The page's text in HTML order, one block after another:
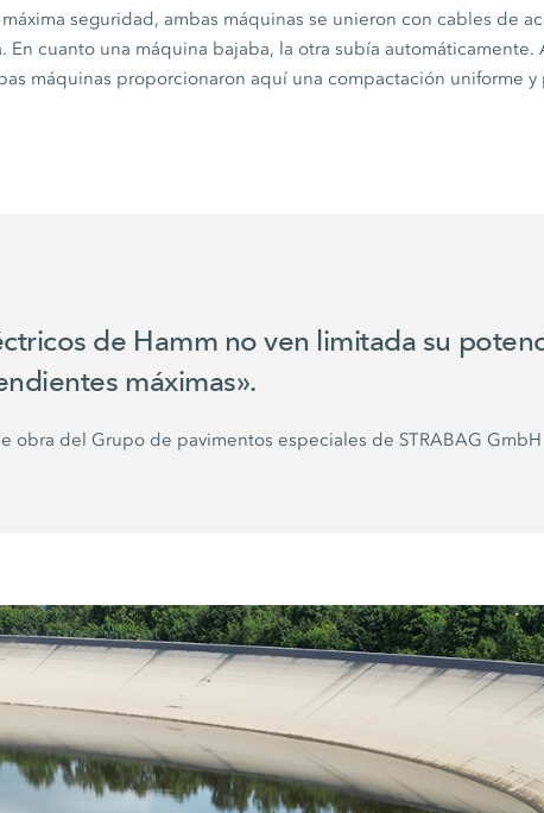
máxima seguridad, ambas máquinas se unieron con cables de
En cuanto una máquina bajaba, la otra subía
máquinas proporcionaron aquí una compactación uniforme y
de Hamm no ven limitada su
máximas».
obra del Grupo de pavimentos especiales de STRABAG GmbH